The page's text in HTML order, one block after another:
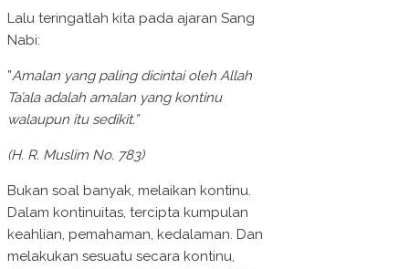
Lalu teringatlah kita pada ajaran Sang
Nabi:
”Amalan yang paling dicintai oleh Allah
Ta’ala adalah amalan yang kontinu
walaupun itu sedikit.”
(H. R. Muslim No. 783)
Bukan soal banyak, melaikan kontinu.
Dalam kontinuitas, tercipta kumpulan
keahlian, pemahaman, kedalaman. Dan
melakukan sesuatu secara kontinu,